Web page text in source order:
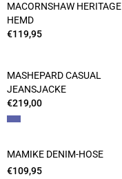
MACORNSHAW HERITAGE
HEMD
€119,95
MASHEPARD CASUAL
JEANSJACKE
€219,00
MAMIKE DENIM-HOSE
€109,95